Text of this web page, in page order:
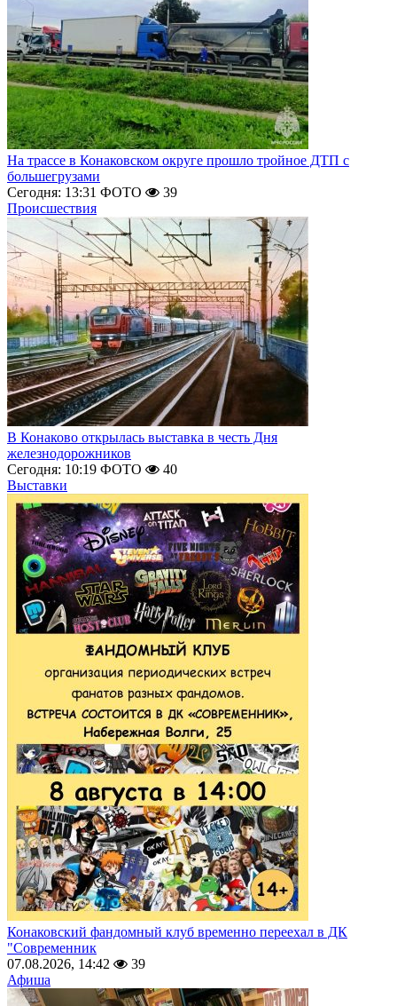
На трассе в Конаковском округе прошло тройное ДТП с
большегрузами
Сегодня: 13:31 ФОТО
39
Происшествия
В Конаково открылась выставка в честь Дня
железнодорожников
Сегодня: 10:19 ФОТО
40
Выставки
Конаковский фандомный клуб временно переехал в ДК
"Современник
07.08.2026, 14:42
39
Афиша